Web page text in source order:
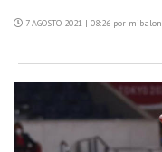
7 AGOSTO 2021 | 08:26 por